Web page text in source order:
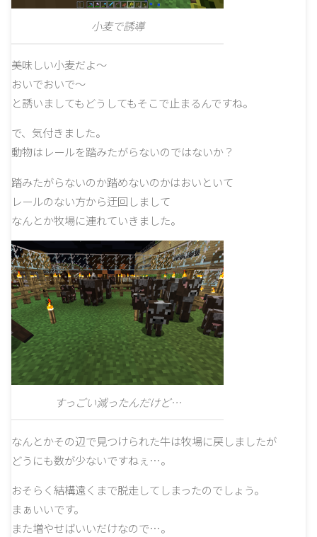
小麦で誘導
美味しい小麦だよ～
おいでおいで～
と誘いましてもどうしてもそこで止まるんですね。
で、気付きました。
動物はレールを踏みたがらないのではないか？
踏みたがらないのか踏めないのかはおいといて
レールのない方から迂回しまして
なんとか牧場に連れていきました。
すっごい減ったんだけど…
なんとかその辺で見つけられた牛は牧場に戻しましたが
どうにも数が少ないですねぇ…。
おそらく結構遠くまで脱走してしまったのでしょう。
まぁいいです。
また増やせばいいだけなので…。